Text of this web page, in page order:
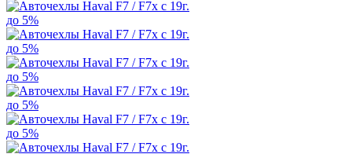
до 5%
до 5%
до 5%
до 5%
до 5%